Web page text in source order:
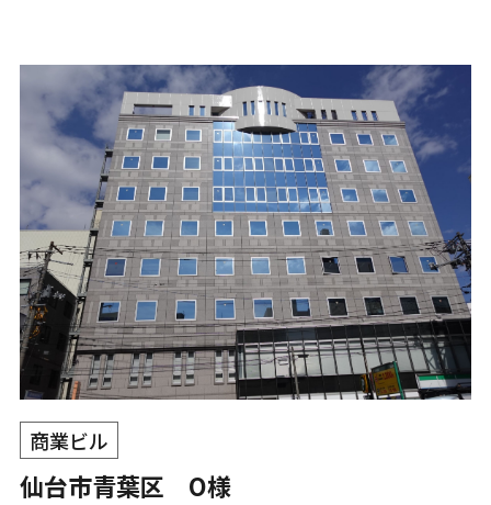
商業ビル
仙台市青葉区 O様